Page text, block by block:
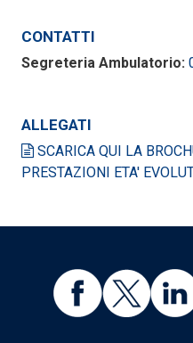
CONTATTI
Segreteria Ambulatorio:
ALLEGATI
SCARICA QUI LA
PRESTAZIONI ETA'